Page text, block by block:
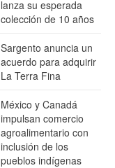
lanza su esperada
colección de 10 años
Sargento anuncia un
acuerdo para adquirir
La Terra Fina
México y Canadá
impulsan comercio
agroalimentario con
inclusión de los
pueblos indígenas